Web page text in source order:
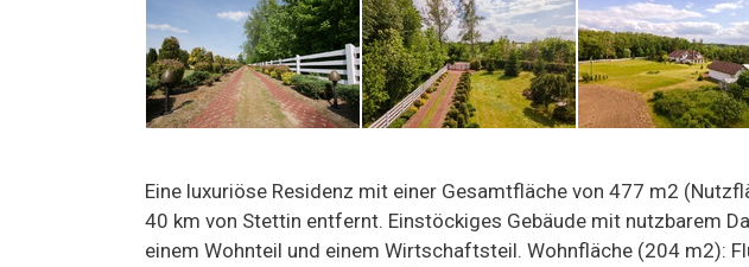
Eine luxuriöse Residenz mit einer Gesamtfläche von 477 m2
40 km von Stettin entfernt. Einstöckiges Gebäude mit nutzbarem
einem Wohnteil und einem Wirtschaftsteil. Wohnfläche (204 m2):